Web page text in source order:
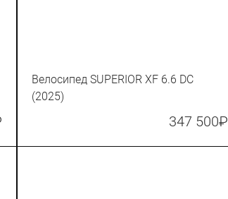
Велосипед SUPERIOR XF 6.6 DC
(2025)
347 500₽